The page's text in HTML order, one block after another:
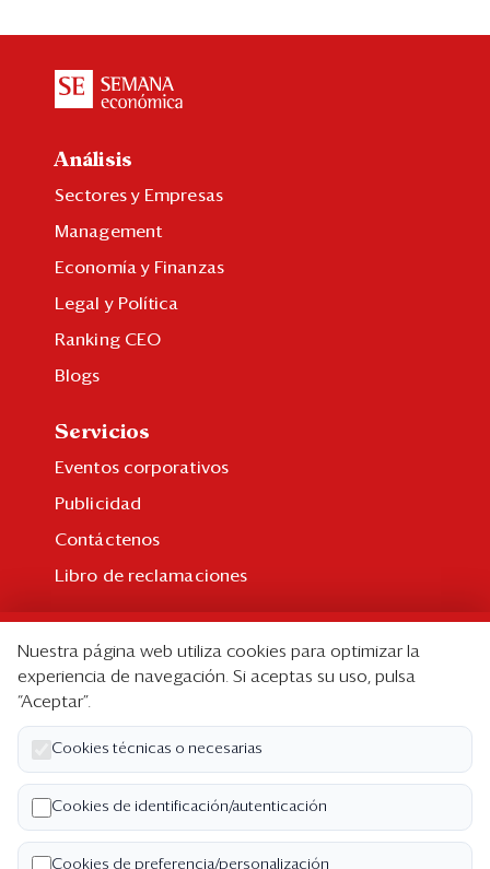
Análisis
Sectores y Empresas
Management
Economía y Finanzas
Legal y Política
Ranking CEO
Blogs
Servicios
Eventos corporativos
Publicidad
Contáctenos
Libro de reclamaciones
Suscripción individual
Paquetes corporativos
Edición Impresa
Nosotros
Quiénes somos
Nuestra página web utiliza cookies para optimizar la
experiencia de navegación. Si aceptas su uso, pulsa
“Aceptar”.
Cookies técnicas o necesarias
Cookies de identificación/autenticación
Cookies de preferencia/personalización